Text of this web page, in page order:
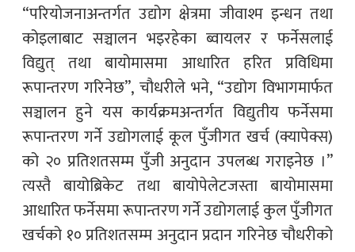
“परियोजनाअन्तर्गत उद्योग क्षेत्रमा जीवाश्म इन्धन तथा
कोइलाबाट सञ्चालन भइरहेका ब्वायलर र फर्नेसलाई
विद्युत् तथा बायोमासमा आधारित हरित प्रविधिमा
रूपान्तरण गरिनेछ”, चौधरीले भने, “उद्योग विभागमार्फत
सञ्चालन हुने यस कार्यक्रमअन्तर्गत विद्युतीय फर्नेसमा
रूपान्तरण गर्ने उद्योगलाई कूल पुँजीगत खर्च (क्यापेक्स)
को २० प्रतिशतसम्म पुँजी अनुदान उपलब्ध गराइनेछ ।”
त्यस्तै बायोब्रिकेट तथा बायोपेलेटजस्ता बायोमासमा
आधारित फर्नेसमा रूपान्तरण गर्ने उद्योगलाई कुल पुँजीगत
खर्चको १० प्रतिशतसम्म अनुदान प्रदान गरिनेछ चौधरीको